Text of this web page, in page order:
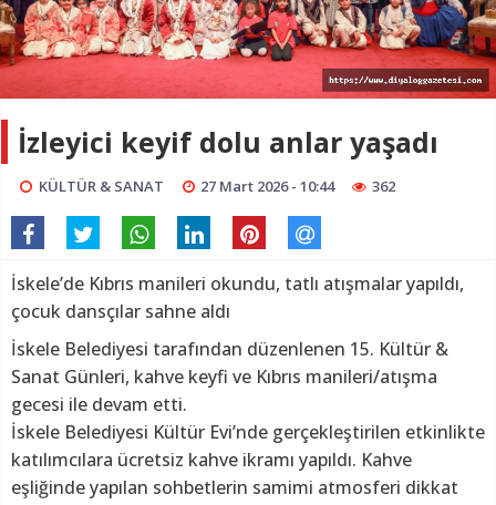
İzleyici keyif dolu anlar yaşadı
KÜLTÜR & SANAT 27 Mart 2026 - 10:44 362
İskele’de Kıbrıs manileri okundu, tatlı atışmalar yapıldı,
çocuk dansçılar sahne aldı
İskele Belediyesi tarafından düzenlenen 15. Kültür &
Sanat Günleri, kahve keyfi ve Kıbrıs manileri/atışma
gecesi ile devam etti.
İskele Belediyesi Kültür Evi’nde gerçekleştirilen etkinlikte
katılımcılara ücretsiz kahve ikramı yapıldı. Kahve
eşliğinde yapılan sohbetlerin samimi atmosferi dikkat